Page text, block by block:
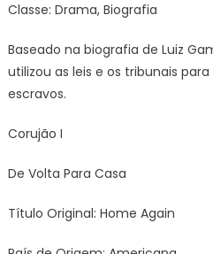
Classe: Drama, Biografia
Baseado na biografia de Luiz
utilizou as leis e os tribunais
escravos.
Corujão I
De Volta Para Casa
Título Original: Home Again